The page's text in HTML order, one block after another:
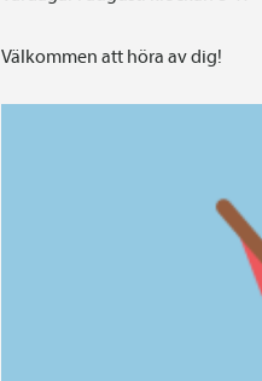
Välkommen att höra av dig!